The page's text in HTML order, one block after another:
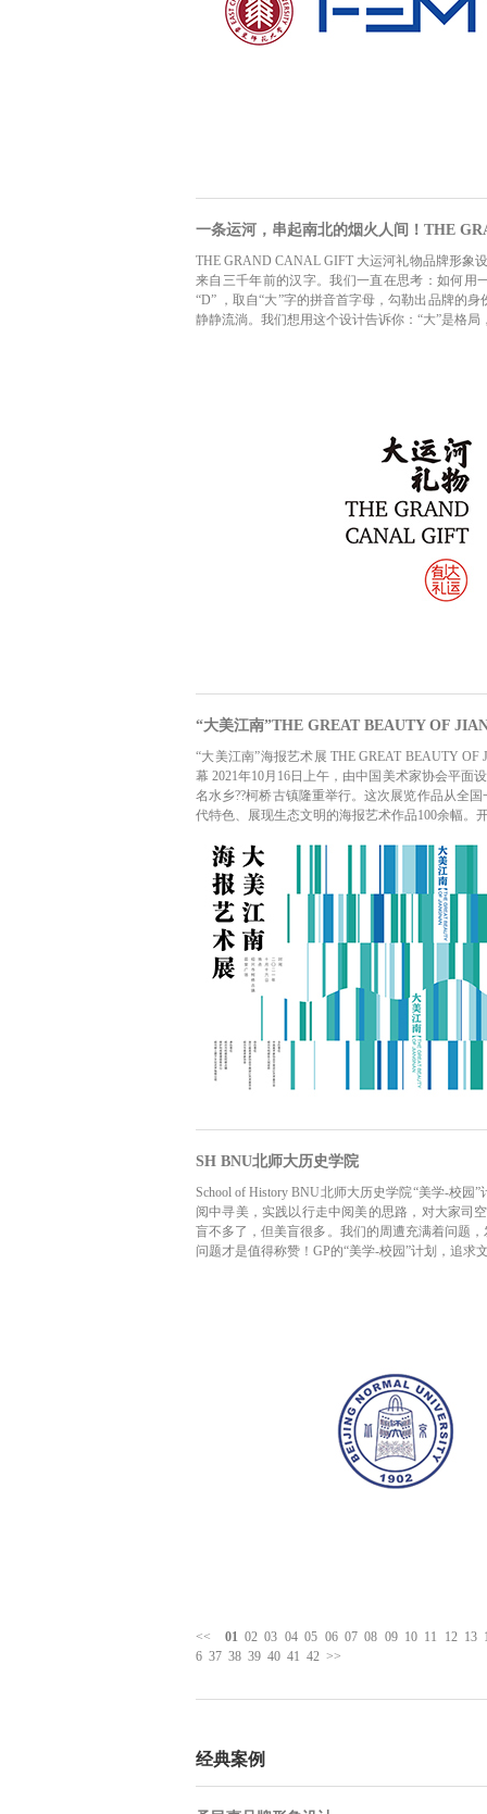
一条运河，串起南北的烟火人间！THE
THE GRAND CANAL GIFT 大运河礼物品牌形象
来自三千年前的汉字。我们一直在思考：如何用
“D” ，取自“大”字的拼音首字母，勾勒出品牌的
静静流淌。我们想用这个设计告诉你：“大”是格
“大美江南”THE GREAT BEAUTY OF
“大美江南”海报艺术展 THE GREAT BEAUTY
幕 2021年10月16日上午，由中国美术家协会平面
名水乡??柯桥古镇隆重举行。这次展览作品从全
代特色、展现生态文明的海报艺术作品100余幅。
SH BNU北师大历史学院
School of History BNU北师大历史学院“美学-校
阅中寻美，实践以行走中阅美的思路，对大家
盲不多了，但美盲很多。我们的周遭充满着问题
问题才是值得称赞！GP的“美学-校园”计划，追
<< 01 02 03 04 05 06 07 08 09 10 11 12 13
6 37 38 39 40 41 42 >>
经典案例